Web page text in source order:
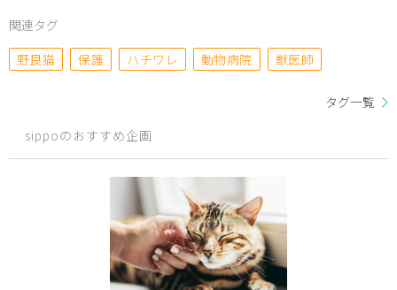
関連タグ
野良猫
保護 ハチワレ 動物病院 獣医師
タグ一覧
sippoのおすすめ企画